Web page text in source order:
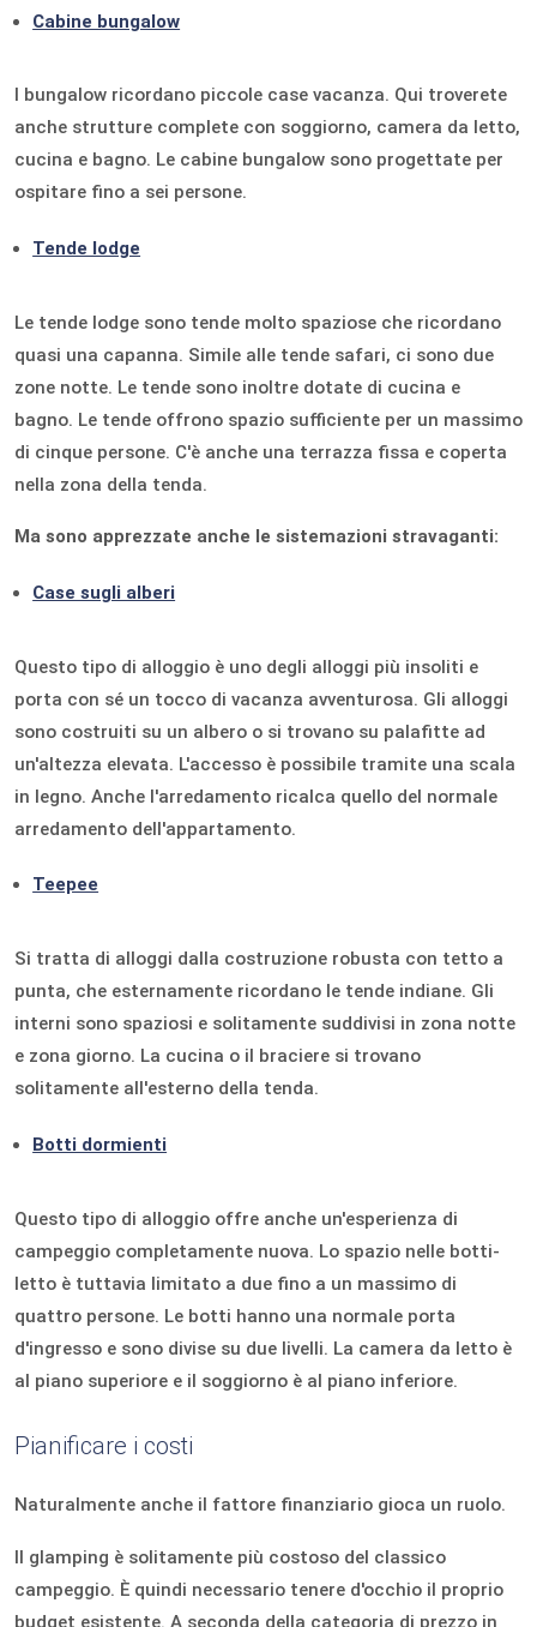
Cabine bungalow
I bungalow ricordano piccole case vacanza. Qui troverete
anche strutture complete con soggiorno, camera da letto,
cucina e bagno. Le cabine bungalow sono progettate per
ospitare fino a sei persone.
Tende lodge
Le tende lodge sono tende molto spaziose che ricordano
quasi una capanna. Simile alle tende safari, ci sono due
zone notte. Le tende sono inoltre dotate di cucina e
bagno. Le tende offrono spazio sufficiente per un massimo
di cinque persone. C'è anche una terrazza fissa e coperta
nella zona della tenda.
Ma sono apprezzate anche le sistemazioni stravaganti:
Case sugli alberi
Questo tipo di alloggio è uno degli alloggi più insoliti e
porta con sé un tocco di vacanza avventurosa. Gli alloggi
sono costruiti su un albero o si trovano su palafitte ad
un'altezza elevata. L'accesso è possibile tramite una scala
in legno. Anche l'arredamento ricalca quello del normale
arredamento dell'appartamento.
Teepee
Si tratta di alloggi dalla costruzione robusta con tetto a
punta, che esternamente ricordano le tende indiane. Gli
interni sono spaziosi e solitamente suddivisi in zona notte
e zona giorno. La cucina o il braciere si trovano
solitamente all'esterno della tenda.
Botti dormienti
Questo tipo di alloggio offre anche un'esperienza di
campeggio completamente nuova. Lo spazio nelle botti-
letto è tuttavia limitato a due fino a un massimo di
quattro persone. Le botti hanno una normale porta
d'ingresso e sono divise su due livelli. La camera da letto è
al piano superiore e il soggiorno è al piano inferiore.
Pianificare i costi
Naturalmente anche il fattore finanziario gioca un ruolo.
Il glamping è solitamente più costoso del classico
campeggio. È quindi necessario tenere d'occhio il proprio
budget esistente. A seconda della categoria di prezzo in